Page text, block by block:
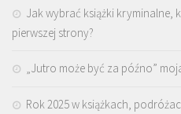
Jak wybrać książki kryminalne,
pierwszej strony?
„Jutro może być za późno”
Rok 2025 w książkach,